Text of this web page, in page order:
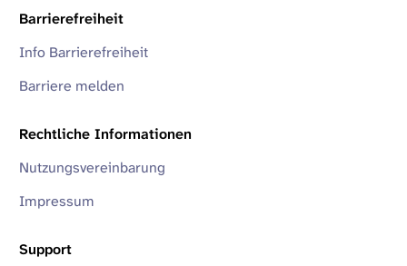
Barrierefreiheit
Info Barrierefreiheit
Barriere melden
Rechtliche Informationen
Nutzungsvereinbarung
Impressum
Support